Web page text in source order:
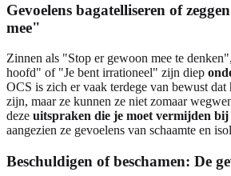
Gevoelens bagatelliseren of
mee"
Zinnen als "Stop er gewoon mee te
hoofd" of "Je bent irrationeel" zijn diep
OCS is zich er vaak terdege van bewust dat
zijn, maar ze kunnen ze niet zomaar
deze uitspraken die je moet vermijden bij
aangezien ze gevoelens van schaamte en
Beschuldigen of beschamen: De